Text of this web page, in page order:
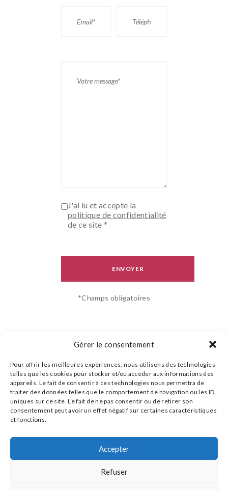
Gérer le consentement
Pour offrir les meilleures expériences, nous utilisons des technologies
telles que les cookies pour stocker et/ou accéder aux informations des
appareils. Le fait de consentir à ces technologies nous permettra de
traiter des données telles que le comportement de navigation ou les ID
uniques sur ce site. Le fait de ne pas consentir ou de retirer son
consentement peut avoir un effet négatif sur certaines caractéristiques
et fonctions.
Accepter
Refuser
Plan d’accès
Conseils pour médecins
Politique de confidentialité
J'ai lu et accepte la
politique de confidentialité
de ce site *
*Champs obligatoires
TOP
Plan d’accès
Conseils pour médecins